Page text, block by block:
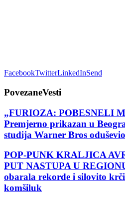
FacebookTwitterLinkedInSend
PovezaneVesti
„FURIOZA: POBESNELI
Premjerno prikazan u
studija Warner Bros
POP-PUNK KRALJICA
PUT NASTUPA U
obarala rekorde i silovito
komšiluk